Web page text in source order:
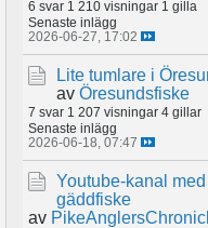
6 svar 1 210 visningar 1 gilla
Senaste inlägg
2026-06-27, 17:02
Lite tumlare i
av Öresundsfiske
7 svar 1 207 visningar 4 gillar
Senaste inlägg
2026-06-18, 07:47
Youtube-kanal
gäddfiske
av